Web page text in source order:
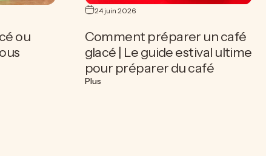
ou
ou café glacé : lequel vous convient le mieux?
24 juin 2026
Comment préparer un café
glacé | Le guide estival ultime
pour préparer du café
Plussur Comment préparer un café glacé |